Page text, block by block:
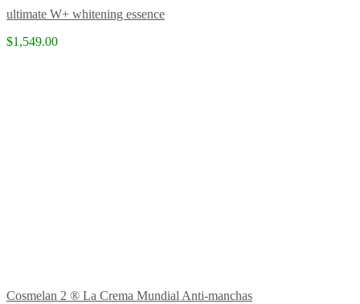
ultimate W+ whitening essence
$1,549.00
Cosmelan 2 ® La Crema Mundial Anti-manchas